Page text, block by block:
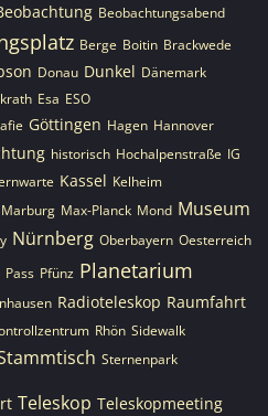
Beobachtungsabend
Berge Boitin Brackwede
Donau Dunkel Dänemark
Esa ESO
Göttingen Hagen Hannover
historisch Hochalpenstraße IG
Kassel Kelheim
Marburg Max-Planck Mond Museum
Nürnberg Oberbayern Oesterreich
Pass Pfünz Planetarium
Radioteleskop Raumfahrt
Rhön Sidewalk
Sternenpark
Teleskop Teleskopmeeting